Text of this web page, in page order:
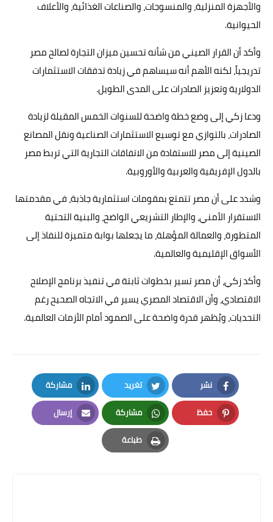
والأجهزة المنزلية، والمنسوجات، والصناعات الغذائية، والأعلاف
الحيوانية.
وأكد أن القرار الصيني من شأنه تحسين ميزان التجارة لصالح مصر
تدريجياً، لكنه الأهم أنه سيساهم في زيادة تدفقات الاستثمارات
الدولارية وتعزيز الصادرات على المدى الطويل.
ودعا زكي إلى وضع خطة واضحة للسنوات الخمس المقبلة لزيادة
الصادرات، بالتوازي مع توسيع الاستثمارات الصناعية ونقل المصانع
الصينية إلى مصر للاستفادة من الاتفاقات التجارية التي تربط مصر
بالدول الإفريقية والعربية والأوروبية.
وشدد على أن مصر تتمتع بمقومات استثمارية جاذبة، في مقدمتها
الاستقرار الأمني، والإطار التشريعي الواضح، والبنية التحتية
المتطورة، والعمالة المؤهلة، ما يجعلها بوابة متميزة للنفاذ إلى
الأسواق الإقليمية والعالمية.
وأكد زكي، أن مصر تسير بخطوات ثابتة في تنفيذ برنامج الإصلاح
الاقتصادي، وأن الاقتصاد المصري يسير في الاتجاه الصحيح رغم
التحديات، ويُظهر قدرة واضحة على الصمود أمام الأزمات العالمية.
نشر
Facebook
تغريد
Twitter
مشاركة
LinkedIn
حفظ
Pinterest
مشاركة
Whatsapp
إرسال
Email
طباعة
Print